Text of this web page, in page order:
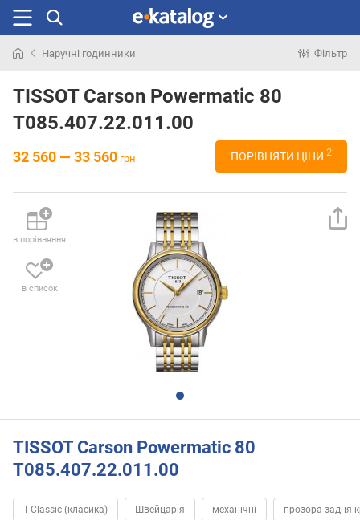
раніше
Наручні годинники Фільтр
TISSOT Carson Powermatic 80
T085.407.22.011.00
32 560 — 33 560 грн. ПОРІВНЯТИ ЦІНИ 2
в порівняння
в список
TISSOT Carson Powermatic 80
T085.407.22.011.00
T-Classic (класика) Швейцарія механічні прозора задня